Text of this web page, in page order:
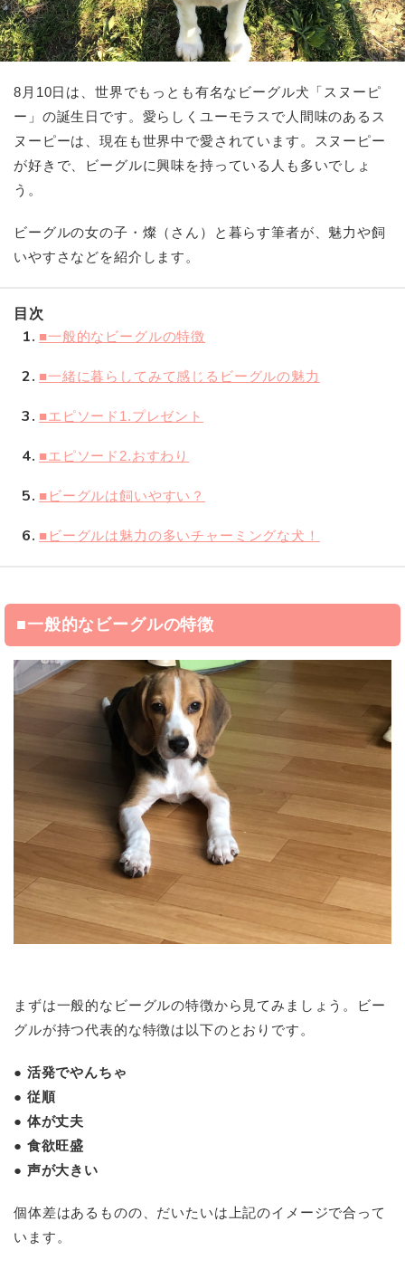
8月10日は、世界でもっとも有名なビーグル犬「スヌーピ
ー」の誕生日です。愛らしくユーモラスで人間味のあるス
ヌーピーは、現在も世界中で愛されています。スヌーピー
が好きで、ビーグルに興味を持っている人も多いでしょ
う。
ビーグルの女の子・燦（さん）と暮らす筆者が、魅力や飼
いやすさなどを紹介します。
目次
1 ■一般的なビーグルの特徴
2 ■一緒に暮らしてみて感じるビーグルの魅力
3 ■エピソード1.プレゼント
4 ■エピソード2.おすわり
5 ■ビーグルは飼いやすい？
6 ■ビーグルは魅力の多いチャーミングな犬！
■一般的なビーグルの特徴
まずは一般的なビーグルの特徴から見てみましょう。ビー
グルが持つ代表的な特徴は以下のとおりです。
● 活発でやんちゃ
● 従順
● 体が丈夫
● 食欲旺盛
● 声が大きい
個体差はあるものの、だいたいは上記のイメージで合って
います。